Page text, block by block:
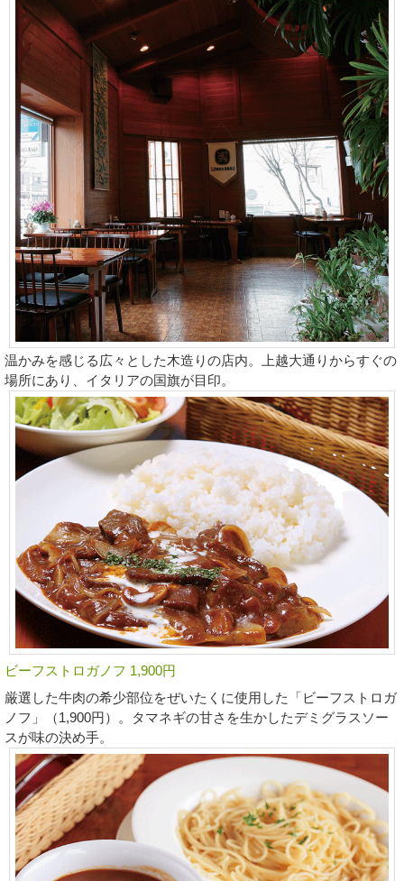
温かみを感じる広々とした木造りの店内。上越大通りからすぐの
場所にあり、イタリアの国旗が目印。
ビーフストロガノフ 1,900円
厳選した牛肉の希少部位をぜいたくに使用した「ビーフストロガ
ノフ」（1,900円）。タマネギの甘さを生かしたデミグラスソー
スが味の決め手。